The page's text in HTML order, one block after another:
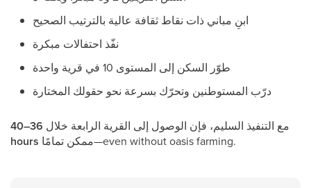
ابنِ مباني ذات نقاط ثقافة عالية بالترتيب الصحيح
نفّذ احتفالات مبكرة
طوّر السكن إلى المستوى 10 في قرية واحدة
درّب المستوطنين وتحرّك بسرعة نحو حقولك المختارة
مع التنفيذ السليم، فإن الوصول إلى القرية الرابعة خلال
36–40
hours
ممكن تمامًا—even without oasis farming.